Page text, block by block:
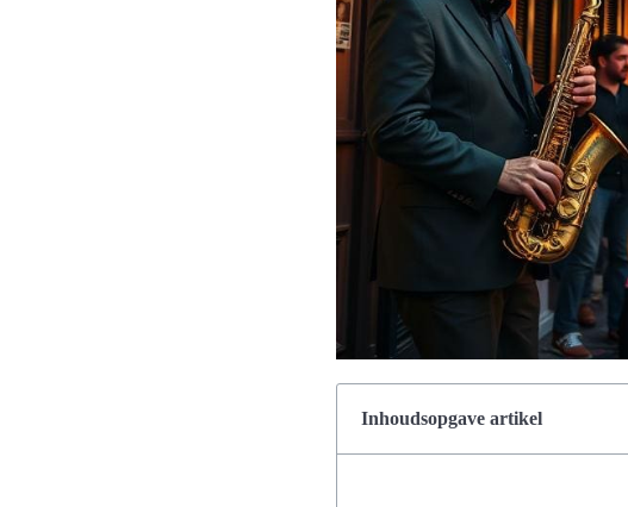
Inhoudsopgave artikel